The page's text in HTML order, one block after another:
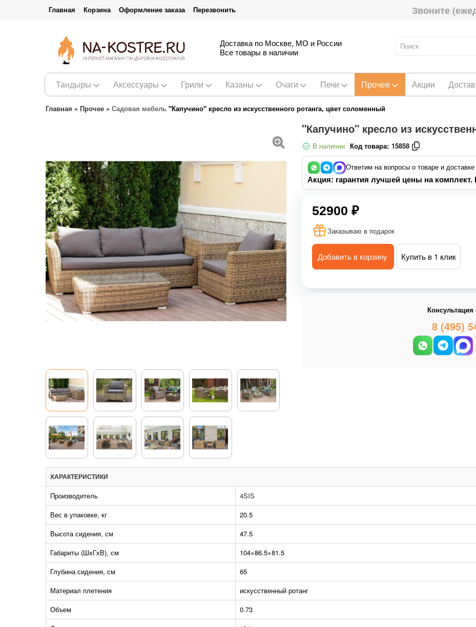
Главная Корзина Оформление заказа Перезвонить Звоните
Доставка по Москве, МО и России
Все товары в наличии
Тандыры Аксессуары Грили Казаны Очаги Печи Прочее Акции
Главная » Прочее » Садовая мебель "Капучино" кресло из искусственного ротанга, цвет соломенный
"Капучино" кресло из
В наличии Код товара: 15858
Ответим на вопросы о товаре и доставке
Акция: гарантия лучшей цены на
52900 ₽
Заказываю в подарок
Добавить в корзину Купить в 1 клик
Консультация
8 (495)
ХАРАКТЕРИСТИКИ
Производитель
4SIS
Вес в упаковке, кг
20.5
Высота сидения, см
47.5
Габариты (ШхГхВ), см
104×86.5×81.5
Глубина сидения, см
65
Материал плетения
искусственный ротанг
Объем
0.73